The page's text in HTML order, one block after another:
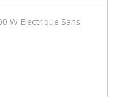
W Electrique Sans